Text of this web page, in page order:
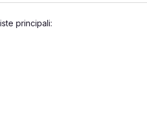
principali: